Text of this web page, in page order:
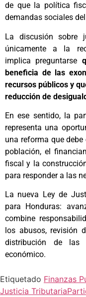
de que la política
demandas sociales
La discusión sobre
únicamente a la
implica preguntarse
beneficia de las
recursos públicos y
reducción de
En ese sentido, la
representa una
una reforma que
población, el
fiscal y la
para responder a las
La nueva Ley de
para Honduras:
combine
los abusos, revisión
distribución de las
económico.
Etiquetado Finanzas
Justicia Tributaria